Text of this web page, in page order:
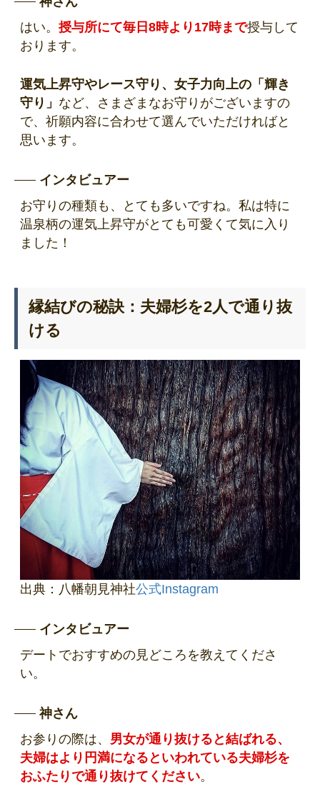
はい。 授与所にて毎日8時より17時まで授与して
おります。
運気上昇守やレース守り、女子力向上の「輝き
守り」 など、さまざまなお守りがございますの
で、祈願内容に合わせて選んでいただければと
思います。
インタビュアー
お守りの種類も、とても多いですね。私は特に
温泉柄の運気上昇守がとても可愛くて気に入り
ました！
縁結びの秘訣：夫婦杉を2人で通り抜
ける
出典：八幡朝見神社公式Instagram
インタビュアー
デートでおすすめの見どころを教えてくださ
い。
神さん
お参りの際は、 男女が通り抜けると結ばれる、
夫婦はより円満になるといわれている夫婦杉を
おふたりで通り抜けてください。